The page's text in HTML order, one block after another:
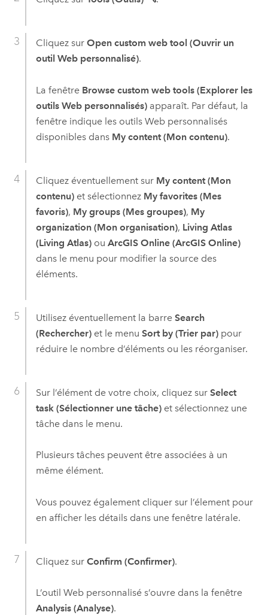
Cliquez sur Open custom web tool (Ouvrir un
outil Web personnalisé).
La fenêtre Browse custom web tools (Explorer les
outils Web personnalisés)apparaît. Par défaut, la
fenêtre indique les outils Web personnalisés
disponibles dans My content (Mon contenu).
Cliquez éventuellement sur My content (Mon
contenu)et sélectionnez My favorites (Mes
favoris), My groups (Mes groupes), My
organization (Mon organisation), Living Atlas
(Living Atlas)ou ArcGIS Online (ArcGIS Online)
dans le menu pour modifier la source des
éléments.
Utilisez éventuellement la barre Search
(Rechercher)et le menu Sort by (Trier par)pour
réduire le nombre d’éléments ou les réorganiser.
Sur l’élément de votre choix, cliquez sur Select
task (Sélectionner une tâche)et sélectionnez une
tâche dans le menu.
Plusieurs tâches peuvent être associées à un
même élément.
Vous pouvez également cliquer sur l’élement pour
en afficher les détails dans une fenêtre latérale.
Cliquez sur Confirm (Confirmer).
L’outil Web personnalisé s’ouvre dans la fenêtre
Analysis (Analyse).